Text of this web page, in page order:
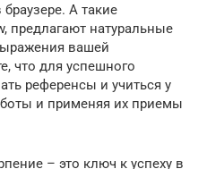
А такие
предлагают натуральные
вашей
что для успешного
референсы и учиться у
и применяя их приемы
– это ключ к успеху в